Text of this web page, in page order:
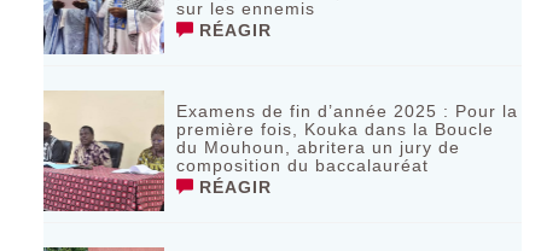
sur les ennemis
RÉAGIR
Examens de fin d’année 2025 : Pour la
première fois, Kouka dans la Boucle
du Mouhoun, abritera un jury de
composition du baccalauréat
RÉAGIR